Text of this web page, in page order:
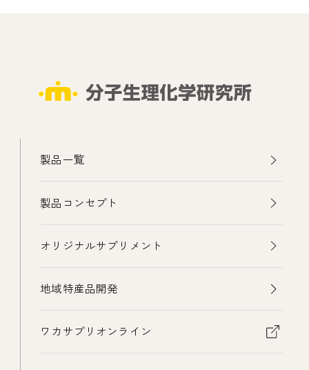
製品一覧
製品コンセプト
オリジナルサプリメント
地域特産品開発
ワカサプリオンライン